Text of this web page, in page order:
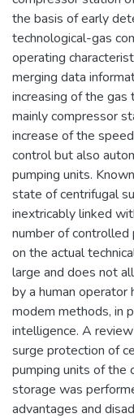
the basis of early
technological-gas
operating
merging data
increasing of the
mainly compressor
increase of the
control but also
pumping units.
state of centrifugal
inextricably linked
number of controlled
on the actual
large and does not
by a human
modem methods, in
intelligence. A
surge protection of
pumping units of the
storage was
advantages and